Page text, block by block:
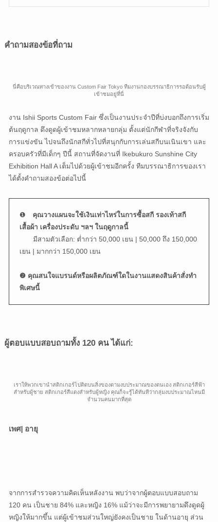
คำถามสองข้อที่ถาม
นี่คือบริเวณทางเข้าของงาน Custom Fair Tokyo ทีมงานกองบรรณาธิการรอต้อนรับผู้
เข้าชมอยู่ที่นี่
งาน Ishii Sports Custom Fair ซึ่งเป็นงานประจำปีที่บ่งบอกถึงการเริ่ม
ต้นฤดูกาล ดึงดูดผู้เข้าชมหลากหลายกลุ่ม ตั้งแต่นักกีฬาที่จริงจังกับ
การแข่งขัน ไปจนถึงนักสกีทั่วไปที่สนุกกับการเล่นสกีบนเนินเขา และ
ครอบครัวที่มีเด็กๆ ปีนี้ สถานที่จัดงานที่ Ikebukuro Sunshine City
Exhibition Hall A เต็มไปด้วยผู้เข้าชมอีกครั้ง ทีมบรรณาธิการของเรา
ได้ตั้งคำถามสองข้อต่อไปนี้
❶ คุณวางแผนจะใช้เงินเท่าไหร่ในการซื้อสกี รองเท้าสกี
เสื้อผ้า เครื่องประดับ ฯลฯ ในฤดูกาลนี้
มีสามตัวเลือก: ต่ำกว่า 50,000 เยน | 50,000 ถึง 150,000
เยน | มากกว่า 150,000 เยน
❷ คุณสนใจแบรนด์หรือผลิตภัณฑ์ใดในงานแสดงสินค้าสั่งทำ
พิเศษนี้
ผู้ตอบแบบสอบถามทั้ง 120 คน ได้แก่:
เราให้พวกเขานำสติกเกอร์ไปติดบนสิ่งของตามงบประมาณของตนเอง สติกเกอร์สีฟ้า
สำหรับผู้ชาย สติกเกอร์สีแดงสำหรับผู้หญิง คุณก็จะรู้ได้ทันทีว่ากลุ่มงบประมาณไหนมี
จำนวนคนมากที่สุด
เพศ| อายุ
จากการสำรวจความคิดเห็นหลังงาน พบว่าจากผู้ตอบแบบสอบถาม
120 คน เป็นชาย 84% และหญิง 16% แม้ว่าจะมีการพยายามดึงดูดผู้
หญิงให้มากขึ้น แต่ผู้เข้าชมส่วนใหญ่ยังคงเป็นชาย ในด้านอายุ ส่วน